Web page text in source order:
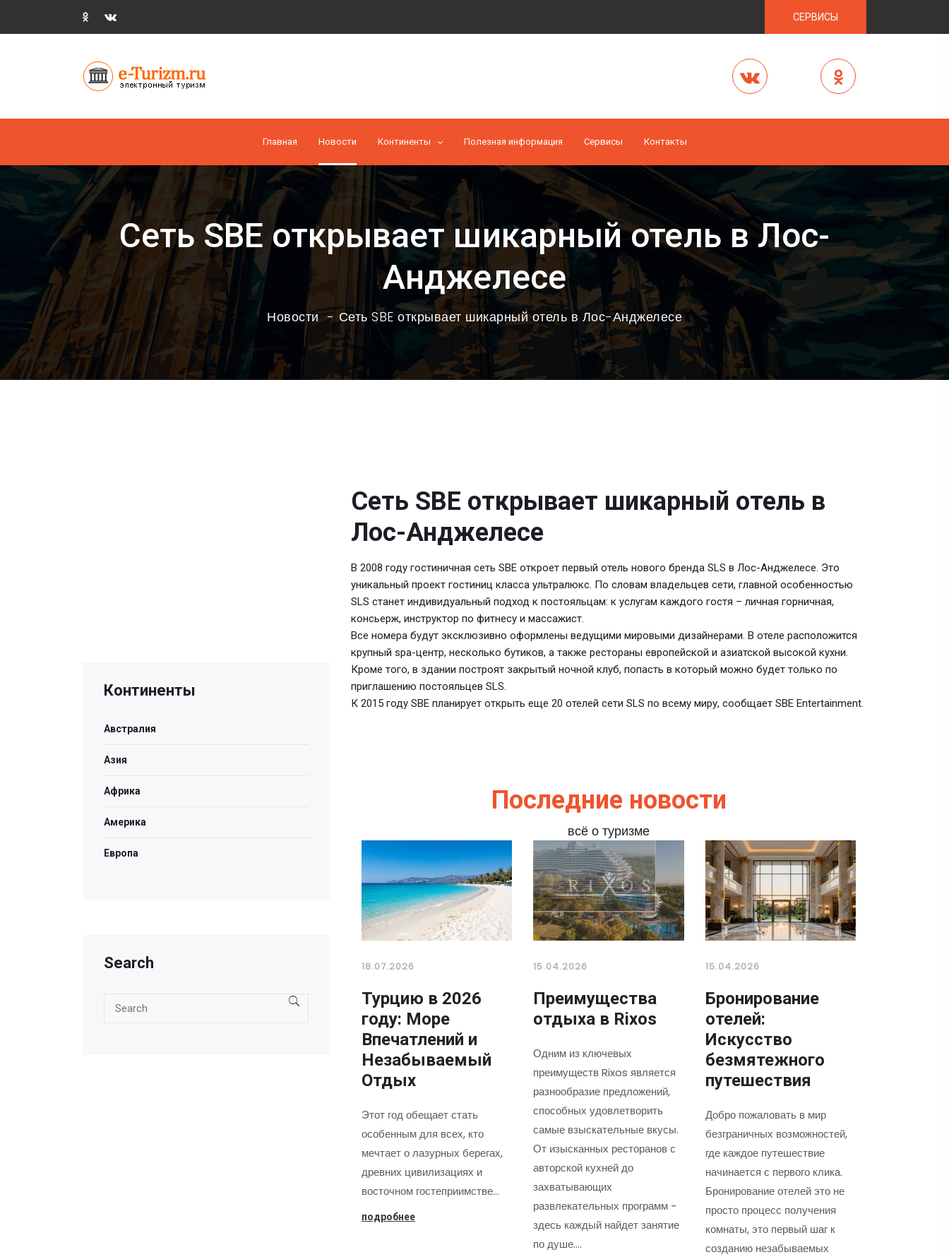
СЕРВИСЫ
Главная Новости Континенты Полезная информация Cервисы Контакты
Сеть SBE открывает шикарный отель в Лос-
Анджелесе
Новости Сеть SBE открывает шикарный отель в Лос-Анджелесе
Сеть SBE открывает шикарный отель в
Лос-Анджелесе
В 2008 году гостиничная сеть SBE откроет первый отель нового бренда SLS в Лос-Анджелесе. Это
уникальный проект гостиниц класса ультралюкс. По словам владельцев сети, главной особенностью
SLS станет индивидуальный подход к постояльцам: к услугам каждого гостя – личная горничная,
консьерж, инструктор по фитнесу и массажист.
Все номера будут эксклюзивно оформлены ведущими мировыми дизайнерами. В отеле расположится
крупный spa-центр, несколько бутиков, а также рестораны европейской и азиатской высокой кухни.
Кроме того, в здании построят закрытый ночной клуб, попасть в который можно будет только по
приглашению постояльцев SLS.
К 2015 году SBE планирует открыть еще 20 отелей сети SLS по всему миру, сообщает SBE Entertainment.
Последние новости
всё о туризме
18.07.2026
Турцию в 2026
году: Море
Впечатлений и
Незабываемый
Отдых
Этот год обещает стать
особенным для всех, кто
мечтает о лазурных берегах,
древних цивилизациях и
восточном гостеприимстве…
подробнее
15.04.2026
Преимущества
отдыха в Rixos
Одним из ключевых
преимуществ Rixos является
разнообразие предложений,
способных удовлетворить
самые взыскательные вкусы.
От изысканных ресторанов с
авторской кухней до
захватывающих
развлекательных программ -
здесь каждый найдет занятие
по душе.…
15.04.2026
Бронирование
отелей:
Искусство
безмятежного
путешествия
Добро пожаловать в мир
безграничных возможностей,
где каждое путешествие
начинается с первого клика.
Бронирование отелей это не
просто процесс получения
комнаты, это первый шаг к
созданию незабываемых
Континенты
Австралия
Азия
Африка
Америка
Европа
Search